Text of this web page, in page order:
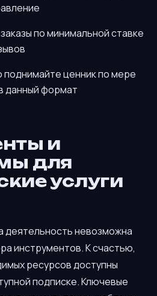
по минимальной ставке
ценник по мере
данный формат
и
для
услуги
деятельность невозможна
инструментов. К счастью,
ресурсов доступны
подписке. Ключевые